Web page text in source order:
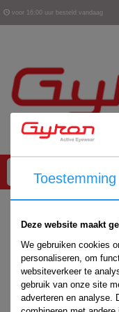
voor 16:00 uur besteld vandaag
Toestemming
Deze website maakt
We gebruiken cookies
personaliseren, om
websiteverkeer te
gebruik van onze site
adverteren en analyse.